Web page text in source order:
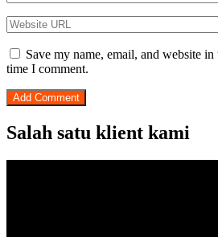
Save my name, email, and website
time I comment.
Salah satu klient kami